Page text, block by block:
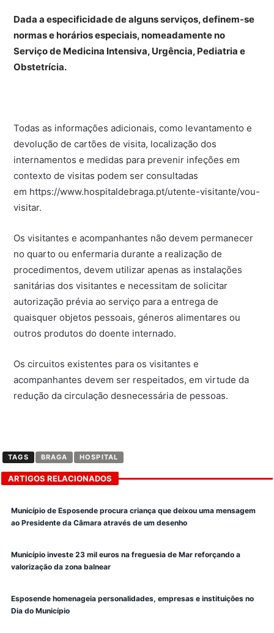
Dada a especificidade de alguns serviços, definem-se
normas e horários especiais, nomeadamente no
Serviço de Medicina Intensiva, Urgência, Pediatria e
Obstetrícia.
Todas as informações adicionais, como levantamento e
devolução de cartões de visita, localização dos
internamentos e medidas para prevenir infeções em
contexto de visitas podem ser consultadas
em https://www.hospitaldebraga.pt/utente-visitante/vou-
visitar.
Os visitantes e acompanhantes não devem permanecer
no quarto ou enfermaria durante a realização de
procedimentos, devem utilizar apenas as instalações
sanitárias dos visitantes e necessitam de solicitar
autorização prévia ao serviço para a entrega de
quaisquer objetos pessoais, géneros alimentares ou
outros produtos do doente internado.
Os circuitos existentes para os visitantes e
acompanhantes devem ser respeitados, em virtude da
redução da circulação desnecessária de pessoas.
TAGS BRAGA HOSPITAL
ARTIGOS RELACIONADOS
Município de Esposende procura criança que deixou uma mensagem
ao Presidente da Câmara através de um desenho
Município investe 23 mil euros na freguesia de Mar reforçando a
valorização da zona balnear
Esposende homenageia personalidades, empresas e instituições no
Dia do Município